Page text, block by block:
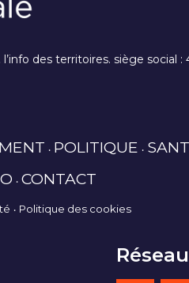
des territoires. siège social
POLITIQUE
CONTACT
Politique des cookies